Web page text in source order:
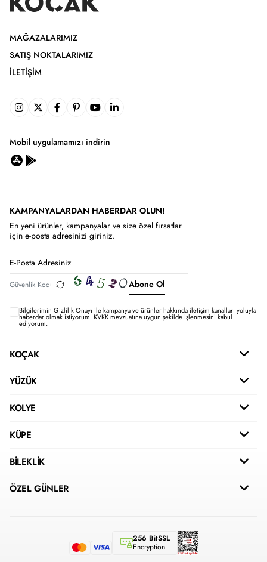
MAĞAZALARIMIZ
SATIŞ NOKTALARIMIZ
İLETIŞIM
Mobil uygulamamızı indirin
KAMPANYALARDAN HABERDAR OLUN!
En yeni ürünler, kampanyalar ve size özel fırsatlar
için e-posta adresinizi giriniz.
Abone Ol
Bilgilerimin Gizlilik Onayı ile kampanya ve ürünler hakkında iletişim kanalları yoluyla
haberdar olmak istiyorum.KVKK mevzuatına uygun şekilde işlenmesini kabul
ediyorum.
KOÇAK
YÜZÜK
KOLYE
KÜPE
BİLEKLİK
ÖZEL GÜNLER
256 BitSSL
Encryption